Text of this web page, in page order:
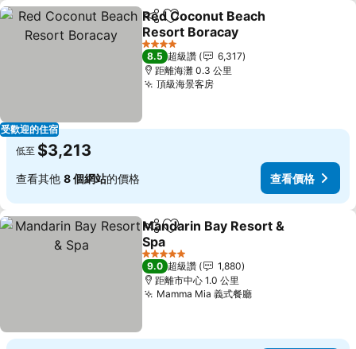
受歡迎的住宿
分享 加入我的最愛
Red Coconut Beach
Resort Boracay
查看價格
4 星級
8.5 超級讚
6,317
距離海灘 0.3 公里
頂級海景客房查看價格
低至 $3,213
查看其他 8 個網站的價格 查看價格
分享 加入我的最愛
Mandarin Bay Resort &
Spa
查看價格
5 星級
9.0 超級讚
1,880
距離市中心 1.0 公里
Mamma Mia 義式餐廳查看價格